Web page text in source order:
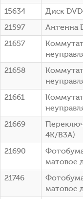
15634
Диск
21597
Антенна
21657
21658
21661
21669
4K/B3A)
21690
матовое
21746
матовое